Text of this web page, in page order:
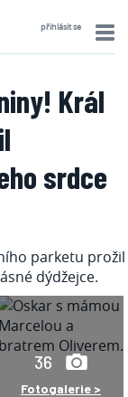
přihlásit se
Král
srdce
36
Fotogalerie >